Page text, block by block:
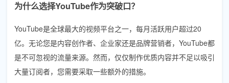
为什么选择YouTube作为突破口？
YouTube是全球最大的视频平台之一，每月活跃用户超过20
亿。无论您是内容创作者、企业家还是品牌营销者，YouTube都
是不可忽视的流量来源。然而，仅仅制作优质内容并不足以吸引
大量订阅者，您需要采取一些额外的措施。